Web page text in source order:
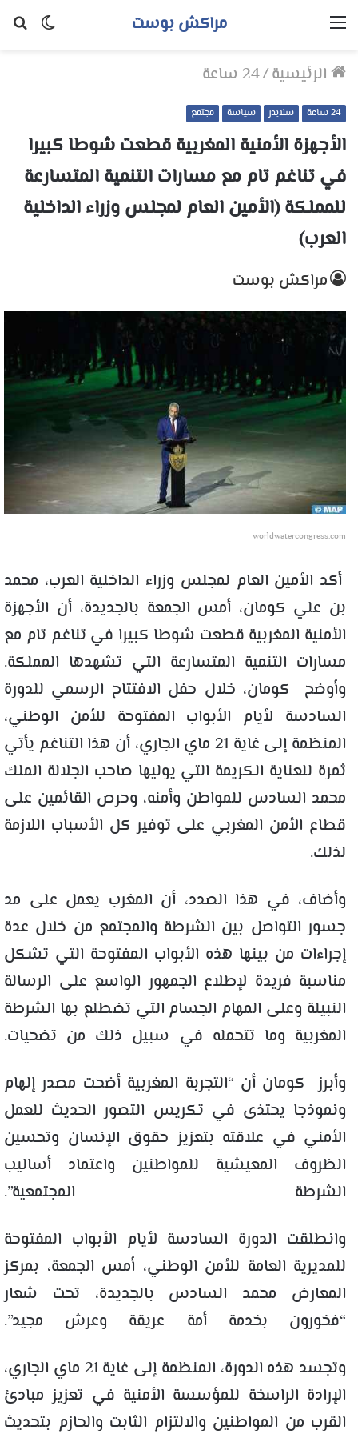
الوضع
مراكش بوست القائمة
الرئيسية/24 ساعة
24 ساعة سلايدر سياسة مجتمع
الأجهزة الأمنية المغربية قطعت شوطا كبيرا
في تناغم تام مع مسارات التنمية المتسارعة
للمملكة (الأمين العام لمجلس وزراء الداخلية
العرب)
مراكش بوست
worldwatercongress.com
أكد الأمين العام لمجلس وزراء الداخلية العرب، محمد
بن علي كومان، أمس الجمعة بالجديدة، أن الأجهزة
الأمنية المغربية قطعت شوطا كبيرا في تناغم تام مع
مسارات التنمية المتسارعة التي تشهدها المملكة.
وأوضح كومان، خلال حفل الافتتاح الرسمي للدورة
السادسة لأيام الأبواب المفتوحة للأمن الوطني،
المنظمة إلى غاية 21 ماي الجاري، أن هذا التناغم يأتي
ثمرة للعناية الكريمة التي يوليها صاحب الجلالة الملك
محمد السادس للمواطن وأمنه، وحرص القائمين على
قطاع الأمن المغربي على توفير كل الأسباب اللازمة
لذلك.
وأضاف، في هذا الصدد، أن المغرب يعمل على مد
جسور التواصل بين الشرطة والمجتمع من خلال عدة
إجراءات من بينها هذه الأبواب المفتوحة التي تشكل
مناسبة فريدة لإطلاع الجمهور الواسع على الرسالة
النبيلة وعلى المهام الجسام التي تضطلع بها الشرطة
المغربية وما تتحمله في سبيل ذلك من تضحيات.
وأبرز كومان أن “التجربة المغربية أضحت مصدر إلهام
ونموذجا يحتذى في تكريس التصور الحديث للعمل
الأمني في علاقته بتعزيز حقوق الإنسان وتحسين
الظروف المعيشية للمواطنين واعتماد أساليب
الشرطة المجتمعية”.
وانطلقت الدورة السادسة لأيام الأبواب المفتوحة
للمديرية العامة للأمن الوطني، أمس الجمعة، بمركز
المعارض محمد السادس بالجديدة، تحت شعار
“فخورون بخدمة أمة عريقة وعرش مجيد”.
وتجسد هذه الدورة، المنظمة إلى غاية 21 ماي الجاري،
الإرادة الراسخة للمؤسسة الأمنية في تعزيز مبادئ
القرب من المواطنين والالتزام الثابت والحازم بتحديث